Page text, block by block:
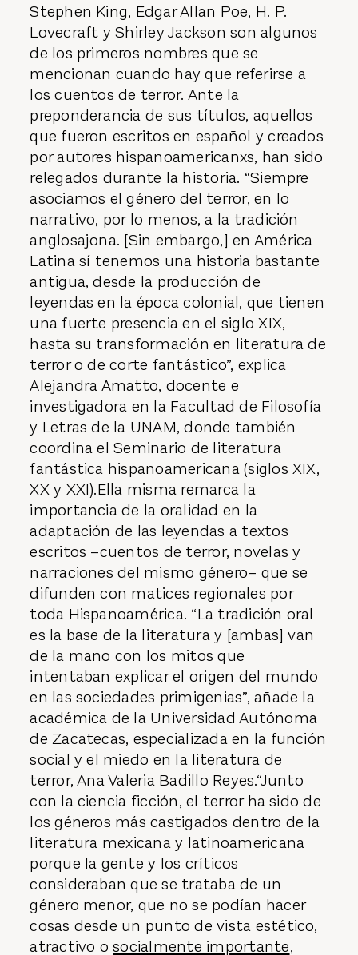
Stephen King, Edgar Allan Poe, H. P.
Lovecraft y Shirley Jackson son algunos
de los primeros nombres que se
mencionan cuando hay que referirse a
los cuentos de terror. Ante la
preponderancia de sus títulos, aquellos
que fueron escritos en español y creados
por autores hispanoamericanxs, han sido
relegados durante la historia. “Siempre
asociamos el género del terror, en lo
narrativo, por lo menos, a la tradición
anglosajona. [Sin embargo,] en América
Latina sí tenemos una historia bastante
antigua, desde la producción de
leyendas en la época colonial, que tienen
una fuerte presencia en el siglo XIX,
hasta su transformación en literatura de
terror o de corte fantástico”, explica
Alejandra Amatto, docente e
investigadora en la Facultad de Filosofía
y Letras de la UNAM, donde también
coordina el Seminario de literatura
fantástica hispanoamericana (siglos XIX,
XX y XXI).Ella misma remarca la
importancia de la oralidad en la
adaptación de las leyendas a textos
escritos –cuentos de terror, novelas y
narraciones del mismo género– que se
difunden con matices regionales por
toda Hispanoamérica. “La tradición oral
es la base de la literatura y [ambas] van
de la mano con los mitos que
intentaban explicar el origen del mundo
en las sociedades primigenias”, añade la
académica de la Universidad Autónoma
de Zacatecas, especializada en la función
social y el miedo en la literatura de
terror, Ana Valeria Badillo Reyes.“Junto
con la ciencia ficción, el terror ha sido de
los géneros más castigados dentro de la
literatura mexicana y latinoamericana
porque la gente y los críticos
consideraban que se trataba de un
género menor, que no se podían hacer
cosas desde un punto de vista estético,
atractivo osocialmente importante,